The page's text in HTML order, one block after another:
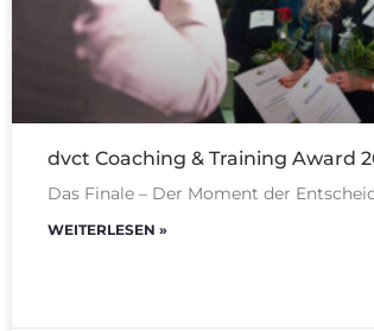
dvct Coaching & Training Award
Das Finale – Der Moment der
WEITERLESEN »